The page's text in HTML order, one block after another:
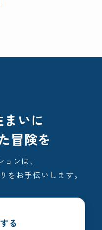
いに
冒険を
ンは、
をお手伝いします。
る